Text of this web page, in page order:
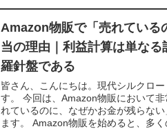
Amazon物販で「売れている
当の理由｜利益計算は単な
羅針盤である
皆さん、こんにちは。現代シルクロ
す。 今回は、Amazon物販において
れているのに、なぜかお金が残らな
ます。 Amazon物販を始めると、多く